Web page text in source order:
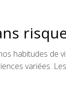
habitudes de
variées.